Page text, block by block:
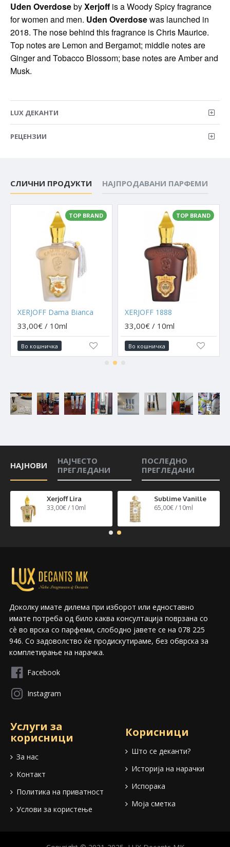
Uden OverdosebyXerjoff is a Woody Spicy fragrance
for women and men. Uden Overdosewas launched in
2018. The nose behind this fragrance is Chris Maurice.
Top notes are Lemon and Bergamot; middle notes are
Ginger and Tobacco Blossom; base notes are Amber and
Musk.
LUX ДЕКАНТИ
РЕЦЕНЗИИ
СЛИЧНИ ПРОДУКТИ НАЈПРОДАВАНИ ПАРФЕМИ
TOP BRAND
XERJOFF Dama Bianca
33,00€ / 10ml
Во кошничка
TOP BRAND
XERJOFF 1888
33,00€ / 10ml
Во кошничка
НАЈНОВИ
НАЈЧЕСТО
ПРЕГЛЕДАНИ
ПОСЛЕДНО
ПРЕГЛЕДАНИ
Xerjoff Lira
33,00€ / 10ml
Sublime Vanille
65,00€ / 10ml
Доколку имате дилема при изборот или едноставно
имате потреба од било каква консултација поврзана со
сѐ во врска со парфеми, слободно јавете се на 078 225
946. Со задоволство ќе продискутираме, без обврска за
комплетирање на нарачка.
Facebook
Instagram
Услуги за
корисници
За нас
Контакт
Политика на приватност
Услови за користење
Корисници
Што се деканти?
Историја на нарачки
Испорака
Моја сметка